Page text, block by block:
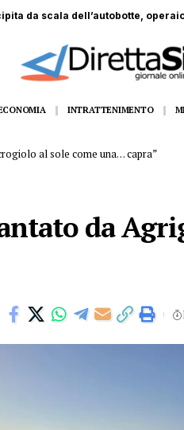
al 14 agosto Gangi
INTRATTENIMENTO
al sole come una… capra”
da